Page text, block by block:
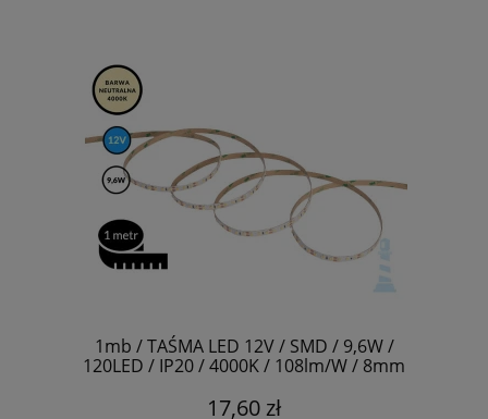
1mb / TAŚMA LED 12V / SMD / 9,6W /
120LED / IP20 / 4000K / 108lm/W / 8mm
17,60 zł